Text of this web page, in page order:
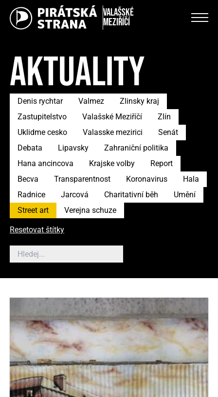
Valašské
Meziříčí
AKTUALITY
Denis rychtar Valmez
Zlinsky kraj
Zastupitelstvo
Valašské Meziříčí
Zlín
Uklidme cesko
Valasske mezirici
Senát
Debata
Lipavsky
Zahraniční politika
Hana ancincova
Krajske volby
Report
Becva
Transparentnost Koronavirus
Hala
Radnice
Jarcová Charitativní běh
Umění
Street art
Verejna schuze
Resetovat štítky